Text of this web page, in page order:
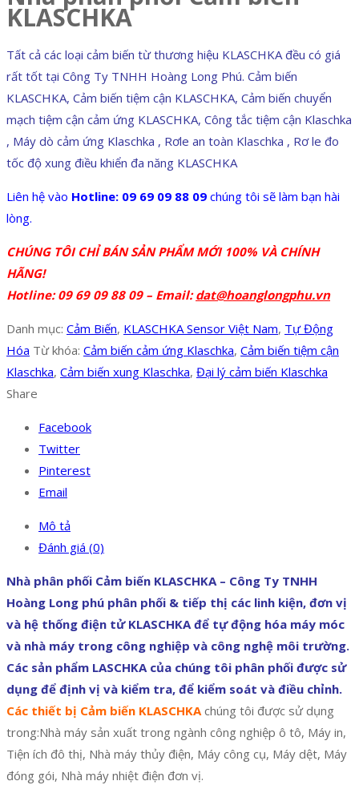
KLASCHKA
Tất cả các loại cảm biến từ thương hiệu KLASCHKA đều có giá
rất tốt tại Công Ty TNHH Hoàng Long Phú. Cảm biến
KLASCHKA, Cảm biến tiệm cận KLASCHKA, Cảm biến chuyển
mạch tiệm cận cảm ứng KLASCHKA, Công tắc tiệm cận Klaschka
, Máy dò cảm ứng Klaschka , Rơle an toàn Klaschka , Rơ le đo
tốc độ xung điều khiển đa năng KLASCHKA
Liên hệ vào Hotline: 09 69 09 88 09 chúng tôi sẽ làm bạn hài
lòng.
CHÚNG TÔI CHỈ BÁN SẢN PHẨM MỚI 100% VÀ CHÍNH
HÃNG!
Hotline: 09 69 09 88 09 – Email:dat@hoanglongphu.vn
Danh mục: Cảm Biến, KLASCHKA Sensor Việt Nam, Tự Động
Hóa Từ khóa: Cảm biến cảm ứng Klaschka, Cảm biến tiệm cận
Klaschka, Cảm biến xung Klaschka, Đại lý cảm biến Klaschka
Share
Facebook
Twitter
Pinterest
Email
Mô tả
Đánh giá (0)
Nhà phân phối Cảm biến KLASCHKA – Công Ty TNHH
Hoàng Long phú phân phối & tiếp thị các linh kiện, đơn vị
và hệ thống điện tử KLASCHKA để tự động hóa máy móc
và nhà máy trong công nghiệp và công nghệ môi trường.
Các sản phẩm LASCHKA của chúng tôi phân phối được sử
dụng để định vị và kiểm tra, để kiểm soát và điều chỉnh.
Các thiết bị Cảm biến KLASCHKAchúng tôi được sử dụng
trong:Nhà máy sản xuất trong ngành công nghiệp ô tô, Máy in,
Tiện ích đô thị, Nhà máy thủy điện, Máy công cụ, Máy dệt, Máy
đóng gói, Nhà máy nhiệt điện đơn vị.